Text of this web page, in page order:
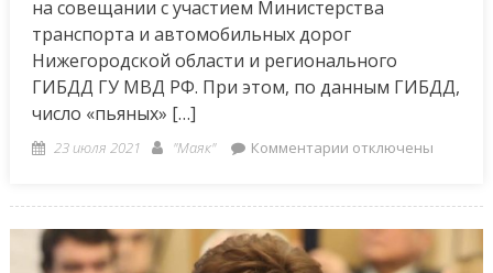
на совещании с участием Министерства
транспорта и автомобильных дорог
Нижегородской области и регионального
ГИБДД ГУ МВД РФ. При этом, по данным ГИБДД,
число «пьяных» […]
Posted
23 июля 2021 Author
"Маяк" Комментариикотключены